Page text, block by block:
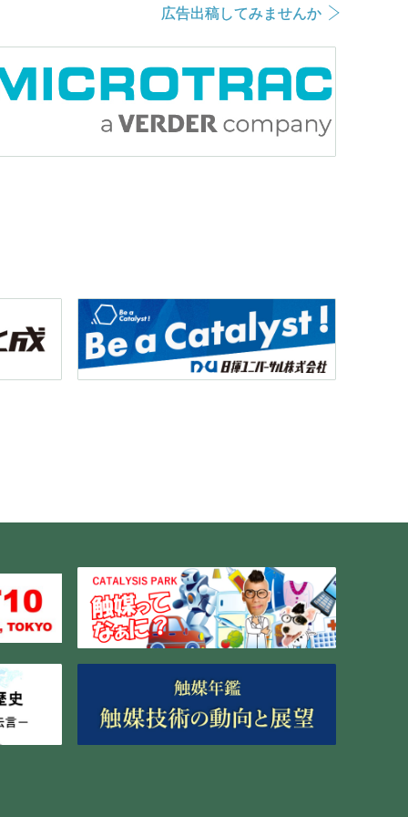
広告出稿してみませんか